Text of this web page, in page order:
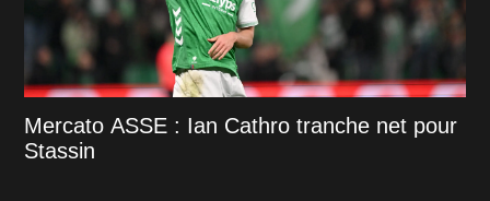
Mercato ASSE : Ian Cathro tranche net pour
Stassin